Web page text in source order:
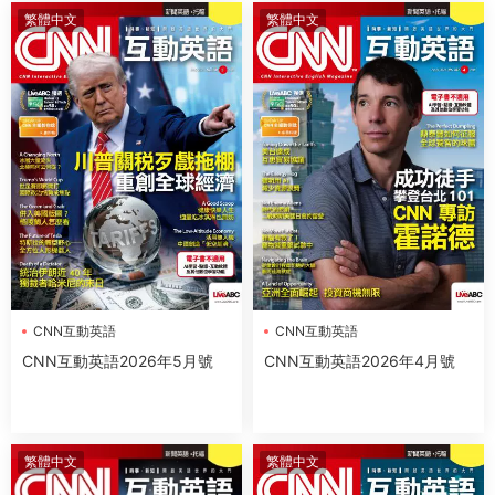
繁體中文
CNN互動英語
CNN互動英語2026年5月號
繁體中文
CNN互動英語
CNN互動英語2026年4月號
繁體中文 繁體中文